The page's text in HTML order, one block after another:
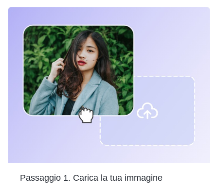
Passaggio 1. Carica la tua immagine